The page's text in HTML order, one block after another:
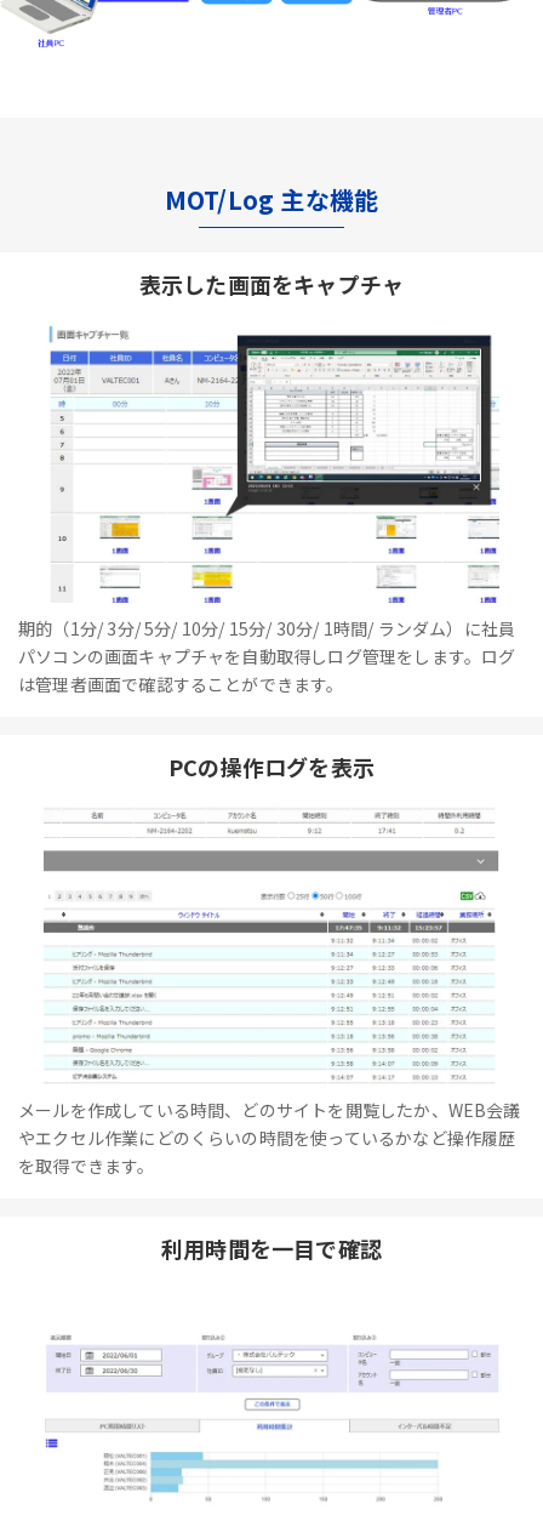
MOT/Log 主な機能
表示した画面をキャプチャ
期的（1分/ 3分/ 5分/ 10分/ 15分/ 30分/ 1時間/ ランダム）に社員
パソコンの画面キャプチャを自動取得しログ管理をします。ログ
は管理者画面で確認することができます。
PCの操作ログを表示
メールを作成している時間、どのサイトを閲覧したか、WEB会議
やエクセル作業にどのくらいの時間を使っているかなど操作履歴
を取得できます。
利用時間を一目で確認